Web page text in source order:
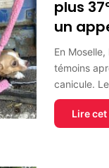
plus
un
En
témoins
canicule.
Lire